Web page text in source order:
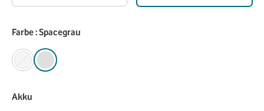
Farbe : Spacegrau
Akku